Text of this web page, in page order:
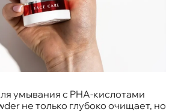
умывания с PHA-кислотами
не только глубоко очищает, но